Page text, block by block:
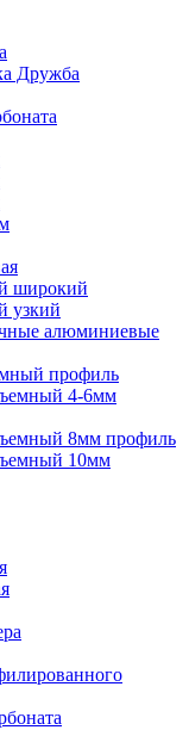
Дружба
широкий
узкий
алюминиевые
профиль
4-6мм
8мм профиль
10мм